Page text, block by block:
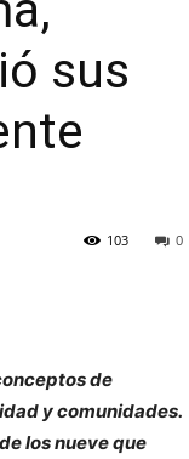
sus
0
103
de
y comunidades.
los nueve que